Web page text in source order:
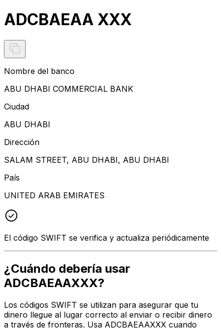
ADCBAEAA XXX
Nombre del banco
ABU DHABI COMMERCIAL BANK
Ciudad
ABU DHABI
Dirección
SALAM STREET, ABU DHABI, ABU DHABI
País
UNITED ARAB EMIRATES
El código SWIFT se verifica y actualiza periódicamente
¿Cuándo debería usar
ADCBAEAAXXX?
Los códigos SWIFT se utilizan para asegurar que tu
dinero llegue al lugar correcto al enviar o recibir dinero
a través de fronteras. Usa ADCBAEAAXXX cuando